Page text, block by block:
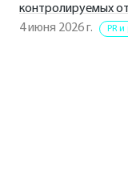
контролируемых
4 июня 2026 г.
PR